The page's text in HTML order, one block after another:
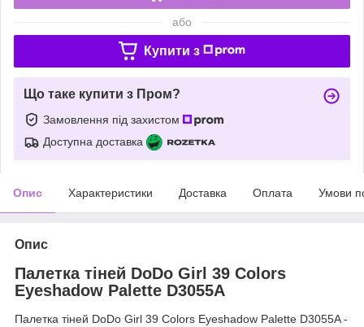
або
Купити з
Що таке купити з Пром?
Замовлення під захистом
Доступна доставка
Опис Характеристики Доставка Оплата Умови
Опис
Палетка тіней DoDo Girl 39 Colors
Eyeshadow Palette D3055A
Палетка тіней DoDo Girl 39 Colors Eyeshadow Palette D3055A -